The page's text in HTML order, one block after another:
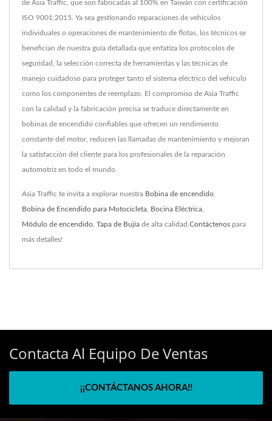
de Asia Traffic, que son fabricadas al 100% en Taiwán con certificación
ISO 9001:2015. Ya sea gestionando reparaciones de vehículos
individuales o operaciones de mantenimiento de flotas, los técnicos se
benefician de nuestra guía detallada que enfatiza los protocolos de
seguridad, la selección correcta de herramientas y las técnicas de
manejo cuidadoso para proteger tanto el sistema eléctrico del vehículo
como los componentes de reemplazo. El compromiso de Asia Traffic
con la calidad y la fabricación precisa se traduce directamente en
bobinas de encendido confiables que ofrecen un rendimiento
constante del motor, reducen las llamadas de mantenimiento y mejoran
la satisfacción del cliente para los profesionales de la reparación
automotriz en todo el mundo.
Asia Traffic te invita a explorar nuestra Bobina de encendido,
Bobina de Encendido para Motocicleta, Bocina Eléctrica,
Módulo de encendido, Tapa de Bujía de alta calidad.Contáctenos para
más detalles!
Contacta Al Equipo De Ventas
¡¡CONTÁCTANOS AHORA!!